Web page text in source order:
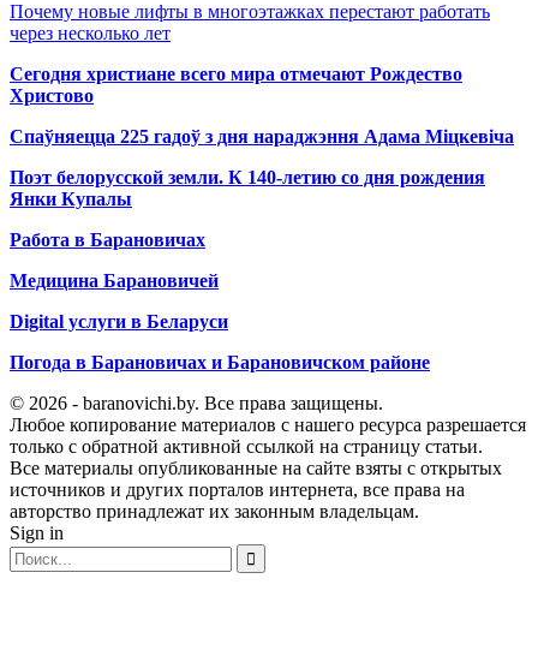
Почему новые лифты в многоэтажках перестают работать
через несколько лет
Сегодня христиане всего мира отмечают Рождество
Христово
Спаўняецца 225 гадоў з дня нараджэння Адама Міцкевіча
Поэт белорусской земли. К 140-летию со дня рождения
Янки Купалы
Работа в Барановичах
Медицина Барановичей
Digital услуги в Беларуси
Погода в Барановичах и Барановичском районе
© 2026 - baranovichi.by. Все права защищены.
Любое копирование материалов с нашего ресурса разрешается
только с обратной активной ссылкой на страницу статьи.
Все материалы опубликованные на сайте взяты с открытых
источников и других порталов интернета, все права на
авторство принадлежат их законным владельцам.
Sign in